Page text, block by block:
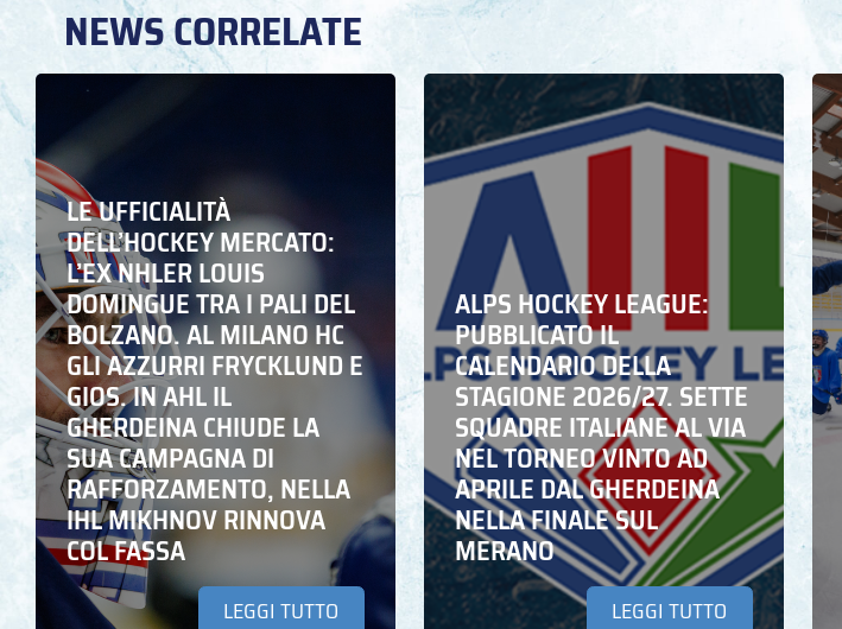
NEWS CORRELATE
LE UFFICIALITÀ
DELL’HOCKEY MERCATO:
L’EX NHLER LOUIS
DOMINGUE TRA I PALI DEL
BOLZANO. AL MILANO HC
GLI AZZURRI FRYCKLUND E
GIOS. IN AHL IL
GHERDEINA CHIUDE LA
SUA CAMPAGNA DI
RAFFORZAMENTO, NELLA
IHL MIKHNOV RINNOVA
COL FASSA
LEGGI TUTTO
ALPS HOCKEY LEAGUE:
PUBBLICATO IL
CALENDARIO DELLA
STAGIONE 2026/27. SETTE
SQUADRE ITALIANE AL VIA
NEL TORNEO VINTO AD
APRILE DAL GHERDEINA
NELLA FINALE SUL
MERANO
LEGGI TUTTO